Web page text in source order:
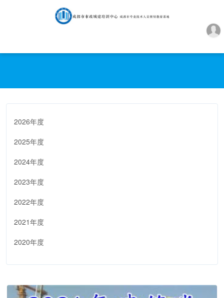
2026年度
2025年度
2024年度
2023年度
2022年度
2021年度
2020年度